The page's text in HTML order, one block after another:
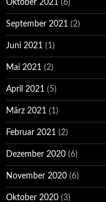
Oktober 2021 (6)
September 2021 (2)
Juni 2021 (1)
Mai 2021 (2)
April 2021 (5)
März 2021 (1)
Februar 2021 (2)
Dezember 2020 (6)
November 2020 (6)
Oktober 2020 (3)